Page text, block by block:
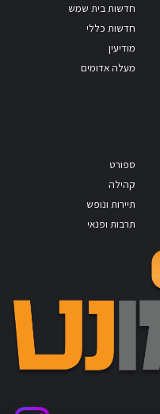
חדשות בית שמש
חדשות כללי
מודיעין
מעלה אדומים
ספורט
קהילה
תיירות ונופש
תרבות ופנאי